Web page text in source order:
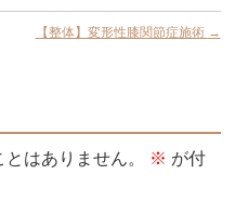
【整体】変形性膝関節症施術 →
はありません。 ※ が付